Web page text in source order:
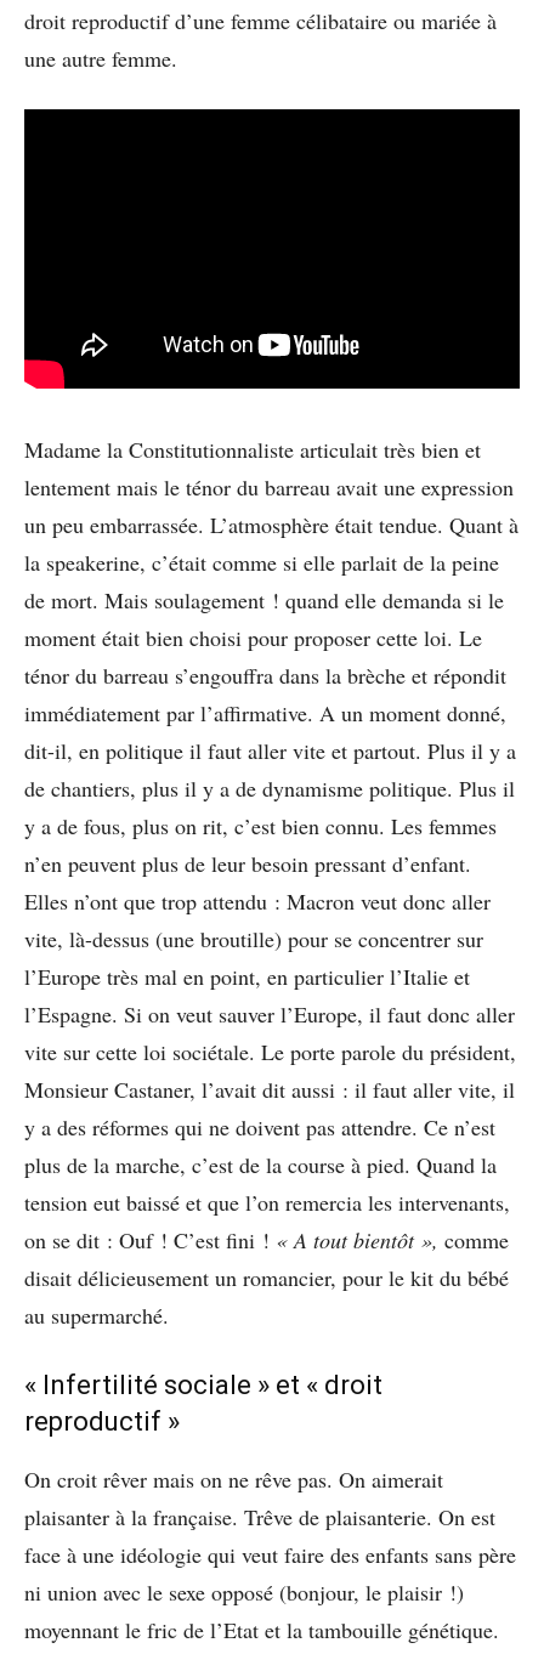
droit reproductif d’une femme célibataire ou mariée à
une autre femme.
Madame la Constitutionnaliste articulait très bien et
lentement mais le ténor du barreau avait une expression
un peu embarrassée. L’atmosphère était tendue. Quant à
la speakerine, c’était comme si elle parlait de la peine
de mort. Mais soulagement ! quand elle demanda si le
moment était bien choisi pour proposer cette loi. Le
ténor du barreau s’engouffra dans la brèche et répondit
immédiatement par l’affirmative. A un moment donné,
dit-il, en politique il faut aller vite et partout. Plus il y a
de chantiers, plus il y a de dynamisme politique. Plus il
y a de fous, plus on rit, c’est bien connu. Les femmes
n’en peuvent plus de leur besoin pressant d’enfant.
Elles n’ont que trop attendu : Macron veut donc aller
vite, là-dessus (une broutille) pour se concentrer sur
l’Europe très mal en point, en particulier l’Italie et
l’Espagne. Si on veut sauver l’Europe, il faut donc aller
vite sur cette loi sociétale. Le porte parole du président,
Monsieur Castaner, l’avait dit aussi : il faut aller vite, il
y a des réformes qui ne doivent pas attendre. Ce n’est
plus de la marche, c’est de la course à pied. Quand la
tension eut baissé et que l’on remercia les intervenants,
on se dit : Ouf ! C’est fini ! « A tout bientôt », comme
disait délicieusement un romancier, pour le kit du bébé
au supermarché.
« Infertilité sociale » et « droit
reproductif »
On croit rêver mais on ne rêve pas. On aimerait
plaisanter à la française. Trêve de plaisanterie. On est
face à une idéologie qui veut faire des enfants sans père
ni union avec le sexe opposé (bonjour, le plaisir !)
moyennant le fric de l’Etat et la tambouille génétique.